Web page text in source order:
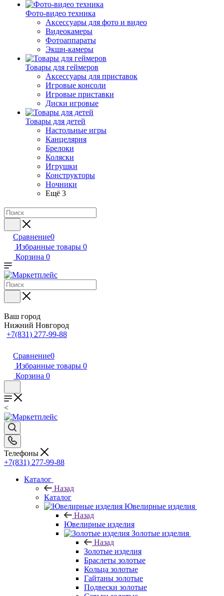
Фото-видео техника
Аксессуары для фото и видео
Видеокамеры
Фотоаппараты
Экшн-камеры
Товары для геймеров
Аксессуары для приставок
Игровые консоли
Игровые приставки
Диски игровые
Товары для детей
Настольные игры
Канцелярия
Брелоки
Коляски
Игрушки
Конструкторы
Ночники
Ещё 3
Сравнение0
Избранные товары 0
Корзина 0
Ваш город
Нижний Новгород
+7(831) 277-99-88
Сравнение0
Избранные товары 0
Корзина 0
<
Телефоны
+7(831) 277-99-88
Каталог
Назад
Каталог
Ювелирные изделия
Назад
Ювелирные изделия
Золотые изделия
Назад
Золотые изделия
Браслеты золотые
Кольца золотые
Гайтаны золотые
Подвески золотые